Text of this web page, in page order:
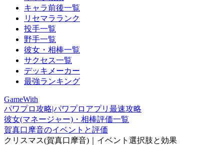
キャラ前後一覧
リセマラランク
投手一覧
野手一覧
彼女・相棒一覧
サクセス一覧
デッキメーカー
最強ランキング
GameWith
パワプロ攻略|パワプロアプリ最速攻略
彼女(マネージャー)・相棒評価一覧
賀真口摩音のイベントと評価
クリスマス(賀真口摩音)｜イベント選択肢と効果